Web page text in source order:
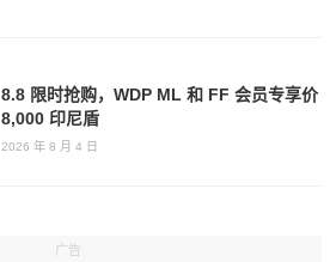
8.8 限时抢购，WDP ML 和 FF 会员专享价
8,000 印尼盾
2026 年 8 月 4 日
广告